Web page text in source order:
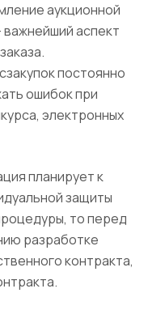
аукционной
аспект
постоянно
ошибок при
электронных
планирует к
защиты
то перед
разработке
контракта,